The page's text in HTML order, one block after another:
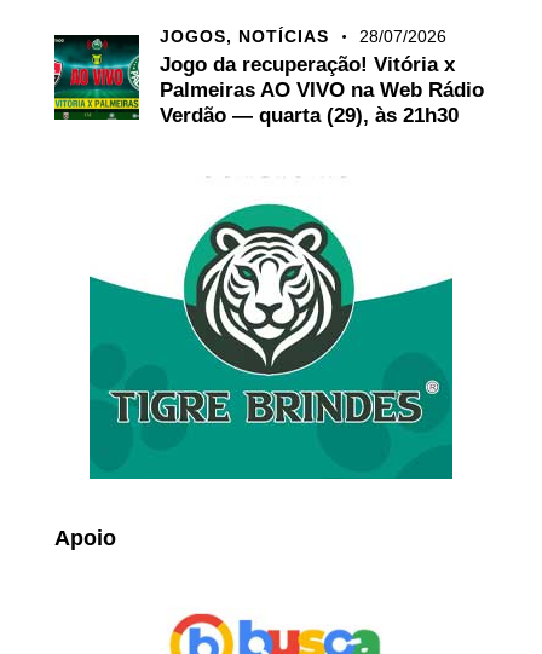
JOGOS, NOTÍCIAS 28/07/2026
Jogo da recuperação! Vitória x
Palmeiras AO VIVO na Web Rádio
Verdão — quarta (29), às 21h30
Apoio